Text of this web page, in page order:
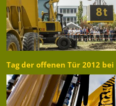
Tag der offenen Tür 2012 bei